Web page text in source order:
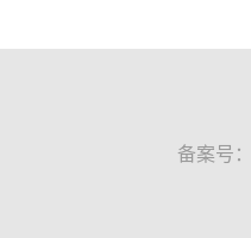
备案号：